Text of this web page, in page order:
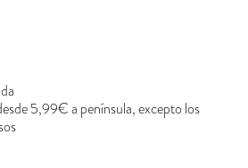
5,99€ a península, excepto los